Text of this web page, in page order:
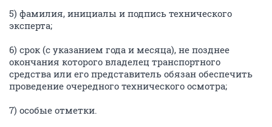
5) фамилия, инициалы и подпись технического
эксперта;
6) срок (с указанием года и месяца), не позднее
окончания которого владелец транспортного
средства или его представитель обязан обеспечить
проведение очередного технического осмотра;
7) особые отметки.